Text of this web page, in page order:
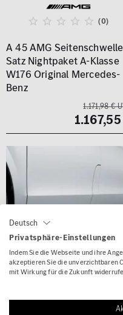
(0)
A 45 AMG
Satz Nightpaket A-Klasse
W176 Original Mercedes-
Benz
1.171,98 €
Deutsch
Privatsphäre-Einstellungen
Indem Sie die Webseite und ihre
akzeptieren Sie die unverzichtbaren
mit Wirkung für die Zukunft